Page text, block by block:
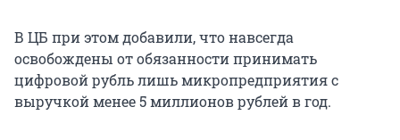
В ЦБ при этом добавили, что навсегда
освобождены от обязанности принимать
цифровой рубль лишь микропредприятия с
выручкой менее5 миллионоврублей в год.